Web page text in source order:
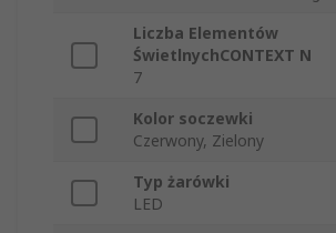
Liczba Elementów
ŚwietlnychCONTEXT N
7
Kolor soczewki
Czerwony, Zielony
Typ żarówki
LED